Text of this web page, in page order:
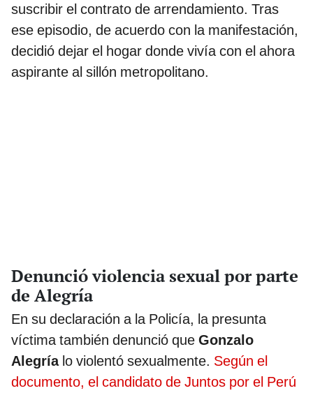
suscribir el contrato de arrendamiento. Tras
ese episodio, de acuerdo con la manifestación,
decidió dejar el hogar donde vivía con el ahora
aspirante al sillón metropolitano.
Denunció violencia sexual por parte
de Alegría
En su declaración a la Policía, la presunta
víctima también denunció que Gonzalo
Alegríalo violentó sexualmente. Según el
documento, el candidato de Juntos por el Perú